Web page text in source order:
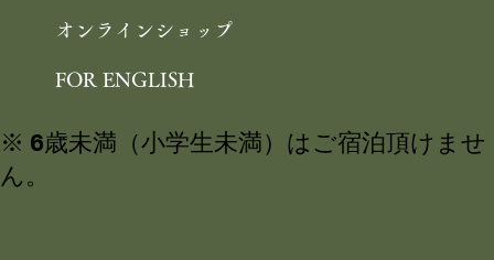
オンラインショップ
FOR ENGLISH
※ 6歳未満（小学生未満）はご宿泊頂けませ
ん。